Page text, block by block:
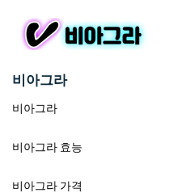
비아그라
비아그라
비아그라 효능
비아그라 가격